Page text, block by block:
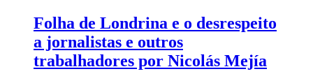
Folha de Londrina e o desrespeito
a jornalistas e outros
trabalhadores por Nicolás Mejía